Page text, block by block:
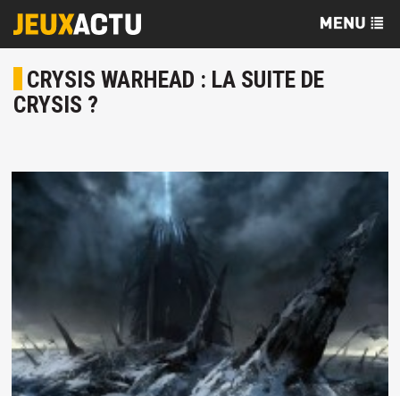
CRYSIS WARHEAD : LA SUITE DE
CRYSIS ?